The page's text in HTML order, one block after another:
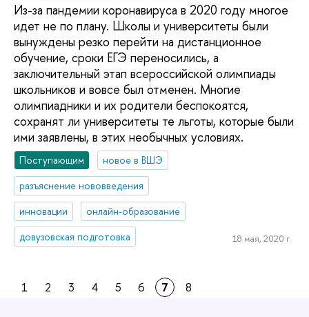
Из-за пандемии коронавируса в 2020 году многое
идет не по плану. Школы и университеты были
вынуждены резко перейти на дистанционное
обучение, сроки ЕГЭ переносились, а
заключительный этап всероссийской олимпиады
школьников и вовсе был отменен. Многие
олимпиадники и их родители беспокоятся,
сохранят ли университеты те льготы, которые были
ими заявлены, в этих необычных условиях.
Поступающим
новое в ВШЭ
разъяснение нововведения
инновации
онлайн-образование
довузовская подготовка
18 мая, 2020 г.
1 2 3 4 5 6 7 8